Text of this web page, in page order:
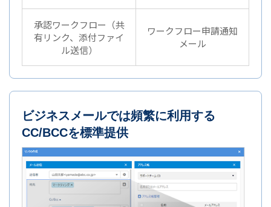
承認ワークフロー（共
有リンク、添付ファイ
ル送信）
ワークフロー申請通知
メール
ビジネスメールでは頻繁に利用する
CC/BCCを標準提供